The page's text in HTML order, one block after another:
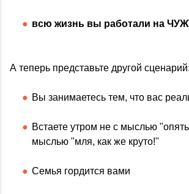
всю жизнь вы работали на
А теперь представьте другой сценарий:
Вы занимаетесь тем, что вас
Встаете утром не с мыслью
мыслью "мля, как же круто!"
Семья гордится вами